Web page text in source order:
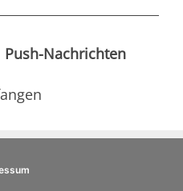
Push-Nachrichten